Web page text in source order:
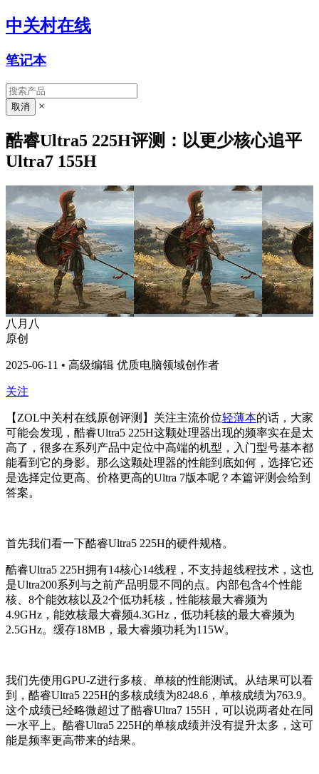
中关村在线
笔记本
×
酷睿Ultra5 225H评测：以更少核心追平
Ultra7 155H
八月八
原创
2025-06-11 • 高级编辑 优质电脑领域创作者
关注
【ZOL中关村在线原创评测】关注主流价位轻薄本的话，大家
可能会发现，酷睿Ultra5 225H这颗处理器出现的频率实在是太
高了，很多在系列产品中定位中高端的机型，入门型号基本都
能看到它的身影。那么这颗处理器的性能到底如何，选择它还
是选择定位更高、价格更高的Ultra 7版本呢？本篇评测会给到
答案。
首先我们看一下酷睿Ultra5 225H的硬件规格。
酷睿Ultra5 225H拥有14核心14线程，不支持超线程技术，这也
是Ultra200系列与之前产品明显不同的点。内部包含4个性能
核、8个能效核以及2个低功耗核，性能核最大睿频为
4.9GHz，能效核最大睿频4.3GHz，低功耗核的最大睿频为
2.5GHz。缓存18MB，最大睿频功耗为115W。
我们先使用GPU-Z进行多核、单核的性能测试。从结果可以看
到，酷睿Ultra5 225H的多核成绩为8248.6，单核成绩为763.9。
这个成绩已经略微超过了酷睿Ultra7 155H，可以说两者处在同
一水平上。酷睿Ultra5 225H的单核成绩并没有提升太多，这可
能是频率更高带来的结果。